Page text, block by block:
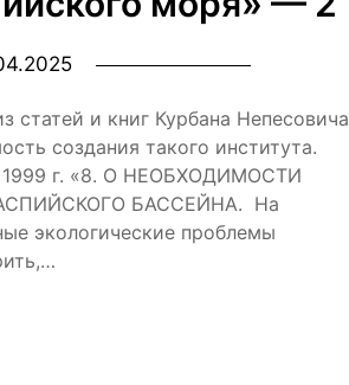
и книг Курбана Непесовича
создания такого института.
г. «8. О НЕОБХОДИМОСТИ
БАССЕЙНА. На
экологические проблемы